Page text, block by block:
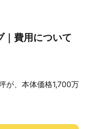
費用について
が、本体価格1,700万